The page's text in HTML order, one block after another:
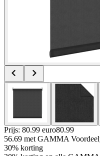
Prijs: 80.99 euro80.99
56.69 met GAMMA
30% korting